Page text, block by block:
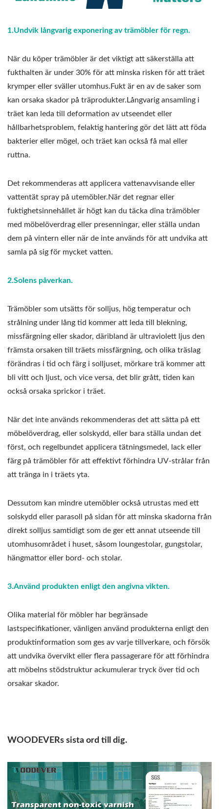
1.Undvik långvarig exponering av trämöbler för regn.
När du köper trämöbler är det viktigt att säkerställa att
fukthalten är under 30% för att minska risken för att träet
krymper eller sväller utomhus.Fukt är en av de saker som
kan orsaka skador på träprodukter.Långvarig ansamling i
träet kan leda till deformation av utseendet eller
hållbarhetsproblem, felaktig hantering gör det lätt att föda
bakterier eller mögel, och träet kan också få mal eller
ruttna.
Det rekommenderas att applicera vattenavvisande eller
vattentät spray på utemöbler.När det regnar eller
fuktighetsinnehållet är högt kan du täcka dina trämöbler
med möbelöverdrag eller presenningar, eller ställa undan
dem på vintern eller när de inte används för att undvika att
samla på sig för mycket vatten.
2.Solens påverkan.
Trämöbler som utsätts för solljus, hög temperatur och
strålning under lång tid kommer att leda till blekning,
missfärgning eller skador, däribland är ultraviolett ljus den
främsta orsaken till träets missfärgning, och olika träslag
förändras i tid och färg i solljuset, mörkare trä kommer att
bli vitt och ljust, och vice versa, det blir grått, tiden kan
också orsaka sprickor i träet.
När det inte används rekommenderas det att sätta på ett
möbelöverdrag, eller solskydd, eller bara ställa undan det
först, och regelbundet applicera tätningsmedel, lack eller
färg på trämöbler för att effektivt förhindra UV-strålar från
att tränga in i träets yta.
Dessutom kan mindre utemöbler också utrustas med ett
solskydd eller parasoll på sidan för att minska skadorna från
direkt solljus samtidigt som de ger ett annat utseende till
utomhusområdet i huset, såsom loungestolar, gungstolar,
hängmattor eller bord- och stolar.
3.Använd produkten enligt den angivna vikten.
Olika material för möbler har begränsade
lastspecifikationer, vänligen använd produkterna enligt den
produktinformation som ges av varje tillverkare, och försök
att undvika övervikt eller flera passagerare för att förhindra
att möbelns stödstruktur ackumulerar tryck över tid och
orsakar skador.
WOODEVERs sista ord till dig.